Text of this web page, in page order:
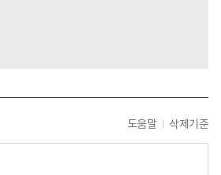
도움말 삭제기준